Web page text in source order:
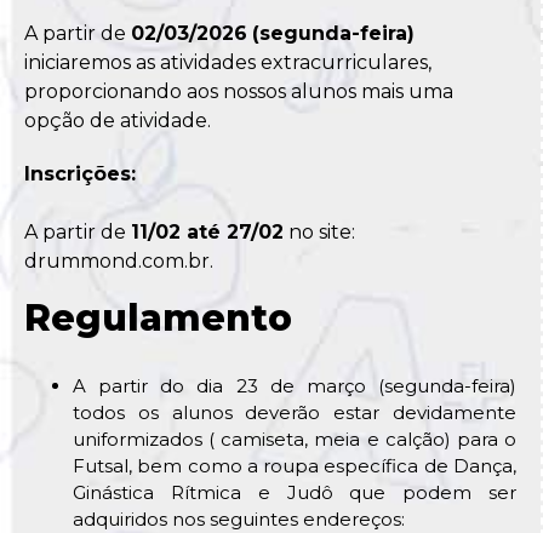
A partir de 02/03/2026 (segunda-feira)
iniciaremos as atividades extracurriculares,
proporcionando aos nossos alunos mais uma
opção de atividade.
Inscrições:
A partir de 11/02 até 27/02 no site:
drummond.com.br.
Regulamento
A partir do dia 23 de março (segunda-feira)
todos os alunos deverão estar devidamente
uniformizados ( camiseta, meia e calção) para o
Futsal, bem como a roupa específica de Dança,
Ginástica Rítmica e Judô que podem ser
adquiridos nos seguintes endereços: